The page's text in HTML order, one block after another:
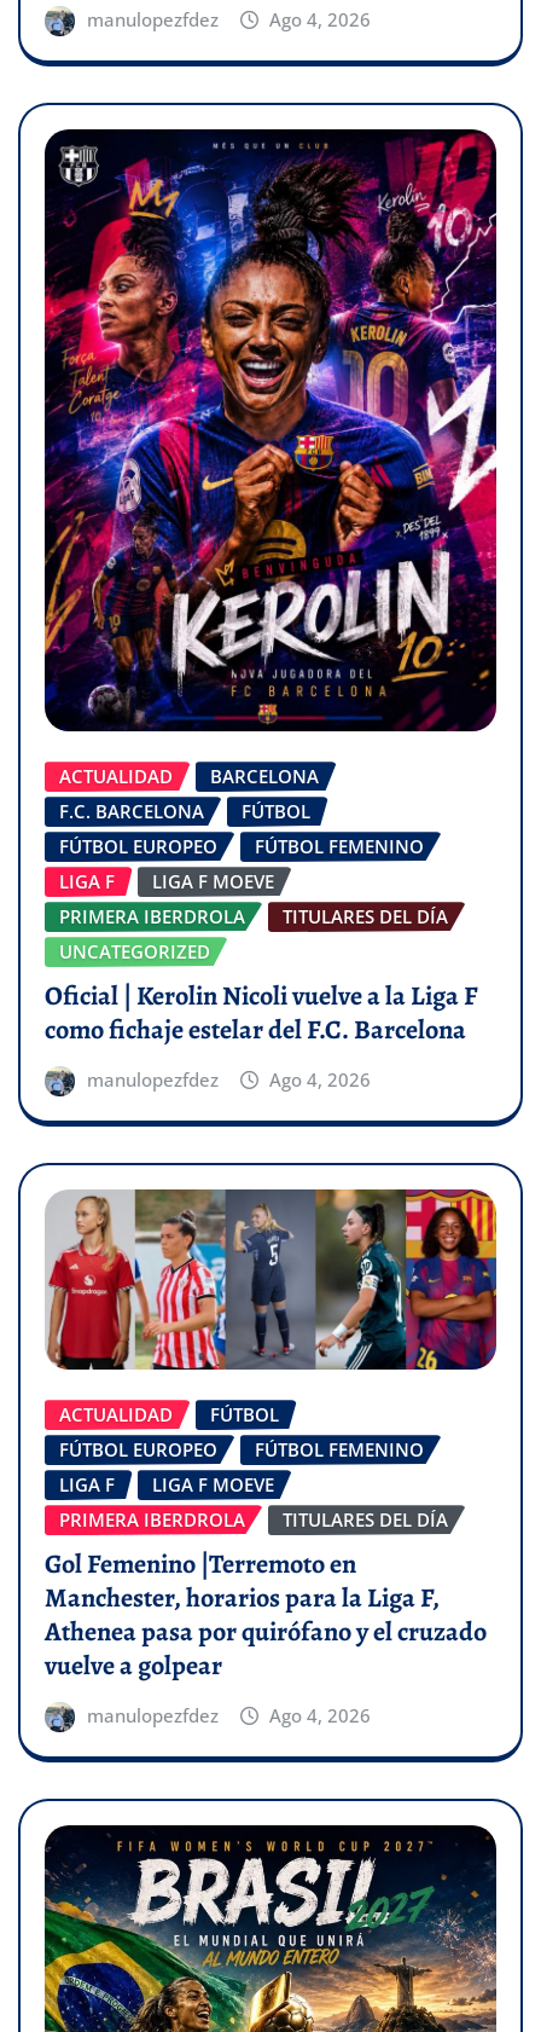
manulopezfdez Ago 4, 2026
ACTUALIDAD
BARCELONA
F.C. BARCELONA
FÚTBOL
FÚTBOL EUROPEO
FÚTBOL FEMENINO
LIGA F
LIGA F MOEVE
PRIMERA IBERDROLA
TITULARES DEL DÍA
UNCATEGORIZED
Oficial | Kerolin Nicoli vuelve a la Liga F
como fichaje estelar del F.C. Barcelona
manulopezfdez Ago 4, 2026
ACTUALIDAD
FÚTBOL
FÚTBOL EUROPEO
FÚTBOL FEMENINO
LIGA F
LIGA F MOEVE
PRIMERA IBERDROLA
TITULARES DEL DÍA
Gol Femenino |Terremoto en
Manchester, horarios para la Liga F,
Athenea pasa por quirófano y el cruzado
vuelve a golpear
manulopezfdez Ago 4, 2026